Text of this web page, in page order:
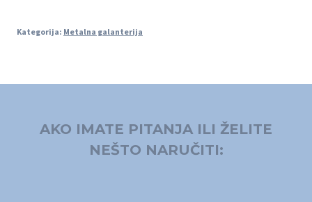
Kategorija: Metalna galanterija
AKO IMATE PITANJA ILI ŽELITE
NEŠTO NARUČITI: